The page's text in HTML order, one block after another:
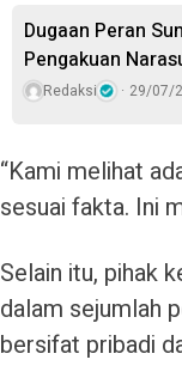
Dugaan Peran
Pengakuan
Redaksi 29/07/
“Kami melihat
sesuai fakta. Ini
Selain itu, pihak
dalam sejumlah
bersifat pribadi